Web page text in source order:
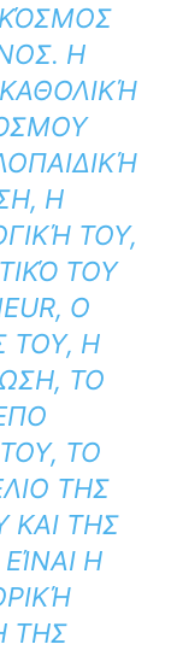
ΚΌΣΜΟΣ
Η
Η
ΤΟΥ,
ΤΟΥ
Ο
ΤΟΥ, Η
ΤΟ
ΤΟ
ΤΗΣ
ΚΑΙ ΤΗΣ
Η
ΤΗΣ